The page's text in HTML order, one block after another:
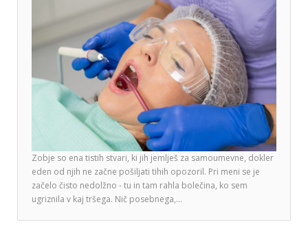
Zobje so ena tistih stvari, ki jih jemlješ za samoumevne, dokler
eden od njih ne začne pošiljati tihih opozoril. Pri meni se je
začelo čisto nedolžno - tu in tam rahla bolečina, ko sem
ugriznila v kaj tršega. Nič posebnega,…